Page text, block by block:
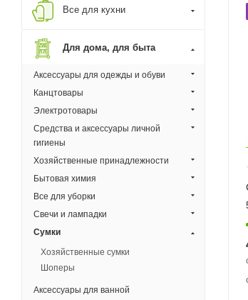
Все для кухни
Для дома, для быта
Аксессуары для одежды и обуви
Канцтовары
Электротовары
Средства и аксессуары личной
гигиены
Хозяйственные принадлежности
Бытовая химия
Все для уборки
Свечи и лампадки
Сумки
Хозяйственные сумки
Шоперы
Аксессуары для ванной